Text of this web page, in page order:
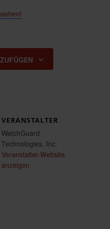
VERANSTALTER
WatchGuard
Technologies, Inc.
Veranstalter-Website
anzeigen